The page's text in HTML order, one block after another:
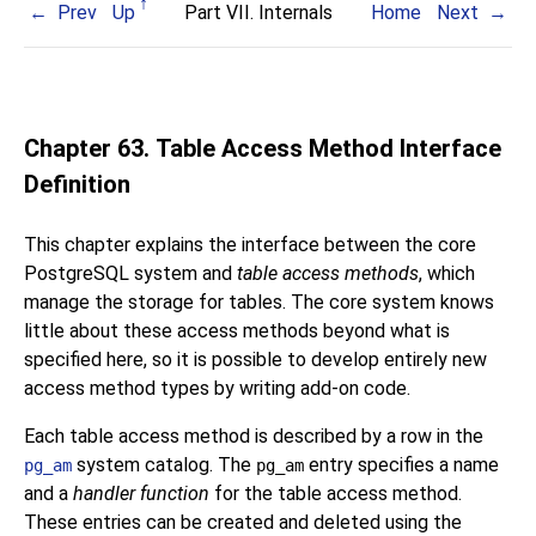
Prev
Up Part VII. Internals Home Next
Chapter 63. Table Access Method Interface
Definition
This chapter explains the interface between the core
PostgreSQL system and table access methods, which
manage the storage for tables. The core system knows
little about these access methods beyond what is
specified here, so it is possible to develop entirely new
access method types by writing add-on code.
Each table access method is described by a row in the
pg_am system catalog. The pg_am entry specifies a name
and a handler function for the table access method.
These entries can be created and deleted using the